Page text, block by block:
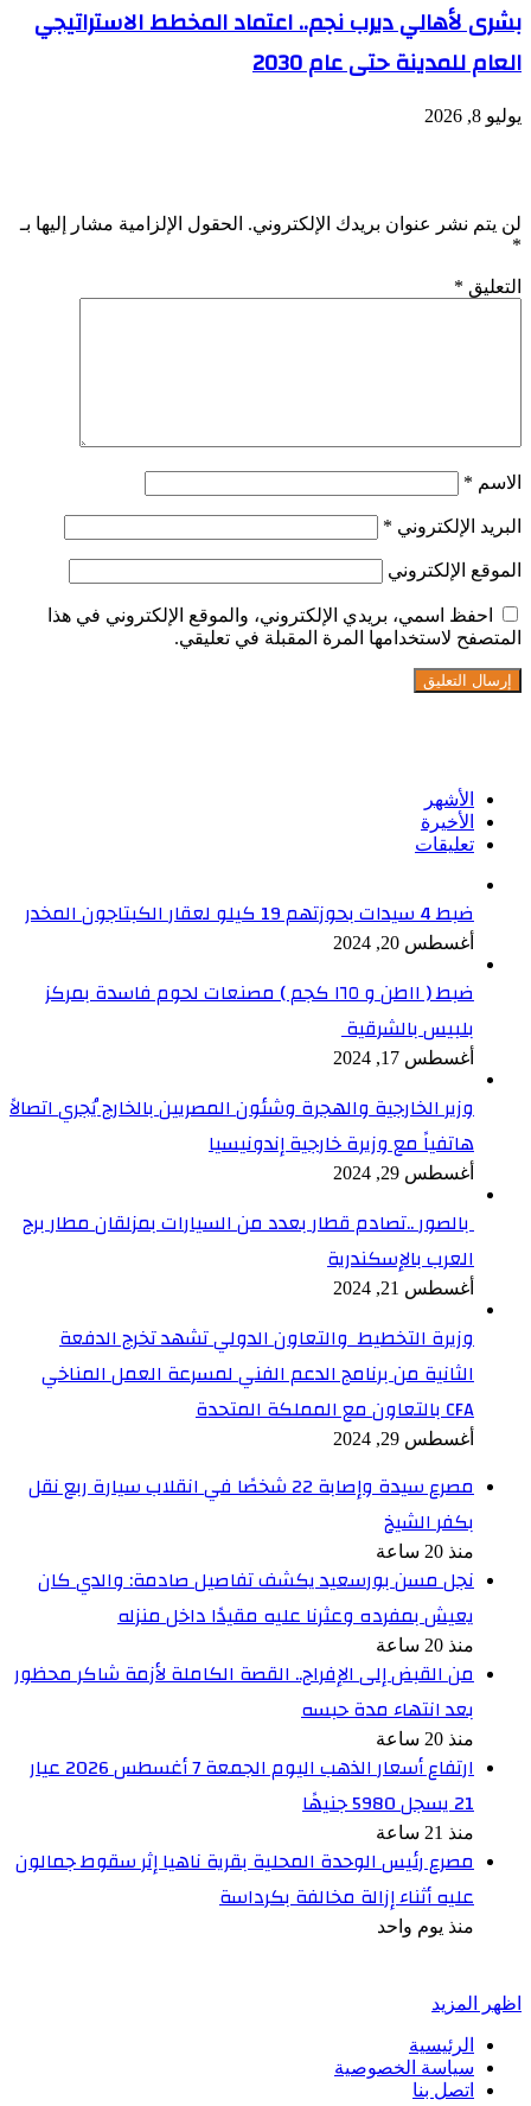
بشرى لأهالي ديرب نجم.. اعتماد المخطط الاستراتيجي
العام للمدينة حتى عام 2030
يوليو 8, 2026
لن يتم نشر عنوان بريدك الإلكتروني. الحقول الإلزامية مشار إليها بـ
*
التعليق *
الاسم *
البريد الإلكتروني *
الموقع الإلكتروني
احفظ اسمي، بريدي الإلكتروني، والموقع الإلكتروني في هذا
المتصفح لاستخدامها المرة المقبلة في تعليقي.
الأشهر
الأخيرة
تعليقات
ضبط 4 سيدات بحوزتهم 19 كيلو لعقار الكبتاجون المخدر
أغسطس 20, 2024
ضبط ( ١١طن و ١٦٥ كجم ) مصنعات لحوم فاسدة بمركز
بلبيس بالشرقية
أغسطس 17, 2024
وزير الخارجية والهجرة وشئون المصريين بالخارج يُجري اتصالاً
هاتفياً مع وزيرة خارجية إندونيسيا
أغسطس 29, 2024
بالصور ..تصادم قطار بعدد من السيارات بمزلقان مطار برج
العرب بالإسكندرية
أغسطس 21, 2024
وزيرة التخطيط والتعاون الدولي تشهد تخرج الدفعة
الثانية من برنامج الدعم الفني لمسرعة العمل المناخي
CFA بالتعاون مع المملكة المتحدة
أغسطس 29, 2024
مصرع سيدة وإصابة 22 شخصًا في انقلاب سيارة ربع نقل
بكفر الشيخ
منذ 20 ساعة
نجل مسن بورسعيد يكشف تفاصيل صادمة: والدي كان
يعيش بمفرده وعثرنا عليه مقيدًا داخل منزله
منذ 20 ساعة
من القبض إلى الإفراج.. القصة الكاملة لأزمة شاكر محظور
بعد انتهاء مدة حبسه
منذ 20 ساعة
ارتفاع أسعار الذهب اليوم الجمعة 7 أغسطس 2026 عيار
21 يسجل 5980 جنيهًا
منذ 21 ساعة
مصرع رئيس الوحدة المحلية بقرية ناهيا إثر سقوط جمالون
عليه أثناء إزالة مخالفة بكرداسة
منذ يوم واحد
اظهر المزيد
الرئيسية
سياسة الخصوصية
اتصل بنا